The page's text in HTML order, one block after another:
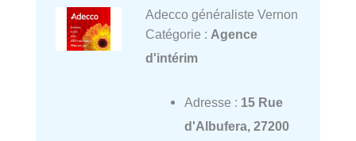
Adecco généraliste Vernon
Catégorie : Agence
d'intérim
Adresse : 15 Rue
d'Albufera, 27200